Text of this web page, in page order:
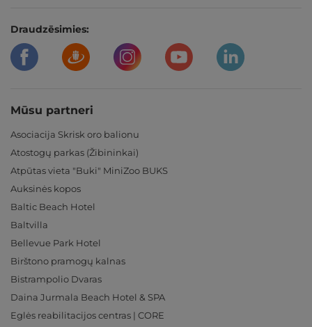
Draudzēsimies:
Mūsu partneri
Asociacija Skrisk oro balionu
Atostogų parkas (Žibininkai)
Atpūtas vieta "Buki" MiniZoo BUKS
Auksinės kopos
Baltic Beach Hotel
Baltvilla
Bellevue Park Hotel
Birštono pramogų kalnas
Bistrampolio Dvaras
Daina Jurmala Beach Hotel & SPA
Eglės reabilitacijos centras | CORE